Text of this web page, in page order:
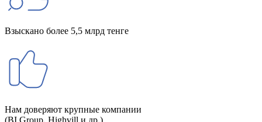
Взыскано более 5,5 млрд тенге
Нам доверяют крупные компании
(BI Group, Highvill и др.)